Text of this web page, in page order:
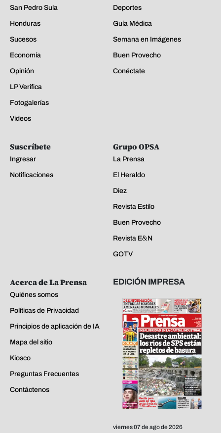
San Pedro Sula
Honduras
Sucesos
Economía
Opinión
LP Verifica
Fotogalerías
Videos
Deportes
Guía Médica
Semana en Imágenes
Buen Provecho
Conéctate
Suscríbete
Ingresar
Notificaciones
Grupo OPSA
La Prensa
El Heraldo
Diez
Revista Estilo
Buen Provecho
Revista E&N
GOTV
Acerca de La Prensa
Quiénes somos
Políticas de Privacidad
Principios de aplicación de IA
Mapa del sitio
Kiosco
Preguntas Frecuentes
Contáctenos
EDICIÓN IMPRESA
viernes 07 de ago de 2026